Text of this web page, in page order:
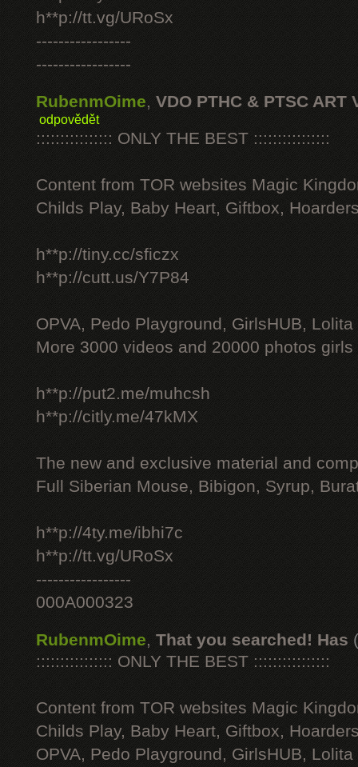
h**p://tt.vg/URoSx
-----------------
-----------------
RubenmOime, VDO PTHC & PTSC ART
odpovědět
:::::::::::::::: ONLY THE BEST ::::::::::::::::
Content from TOR websites Magic
Childs Play, Baby Heart, Giftbox,
h**p://tiny.cc/sficzx
h**p://cutt.us/Y7P84
OPVA, Pedo Playground, GirlsHUB, Lolita
More 3000 videos and 20000 photos
h**p://put2.me/muhcsh
h**p://citly.me/47kMX
The new and exclusive material and
Full Siberian Mouse, Bibigon, Syrup,
h**p://4ty.me/ibhi7c
h**p://tt.vg/URoSx
-----------------
000A000323
RubenmOime, That you searched! Has
:::::::::::::::: ONLY THE BEST ::::::::::::::::
Content from TOR websites Magic
Childs Play, Baby Heart, Giftbox,
OPVA, Pedo Playground, GirlsHUB, Lolita